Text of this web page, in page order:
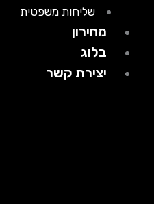
שליחות משפטית
מחירון
בלוג
יצירת קשר